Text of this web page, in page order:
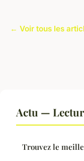
← Voir tous les
Actu —
Trouvez le